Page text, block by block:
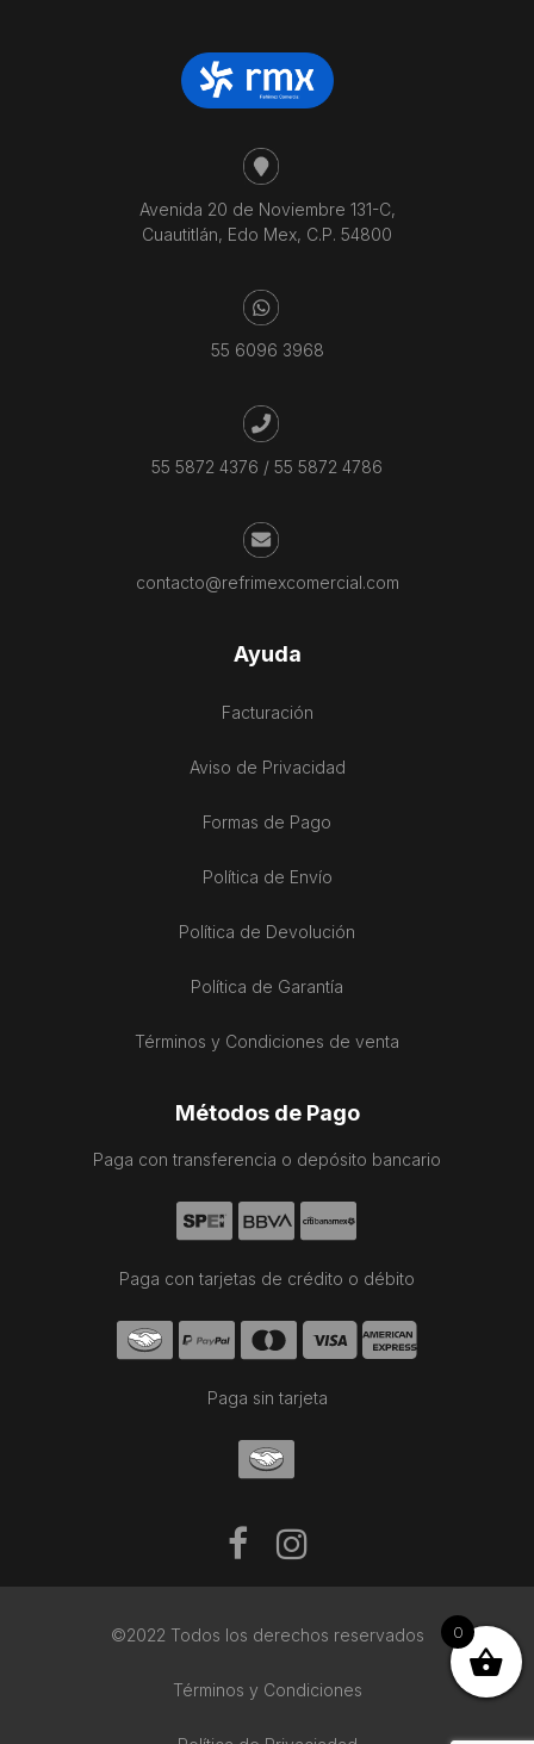
Avenida 20 de Noviembre 131-C,
Cuautitlán, Edo Mex, C.P. 54800
55 6096 3968
55 5872 4376 / 55 5872 4786
contacto@refrimexcomercial.com
Ayuda
Facturación
Aviso de Privacidad
Formas de Pago
Política de Envío
Política de Devolución
Política de Garantía
Términos y Condiciones de venta
Métodos de Pago
Paga con transferencia o depósito bancario
Paga con tarjetas de crédito o débito
Paga sin tarjeta
©2022 Todos los derechos reservados
Términos y Condiciones
0